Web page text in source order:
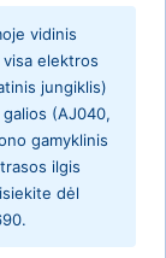
vidinis
elektros
jungiklis)
galios (AJ040,
gamyklinis
ilgis
dėl